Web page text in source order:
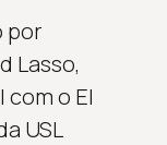
por
Lasso,
o El
USL